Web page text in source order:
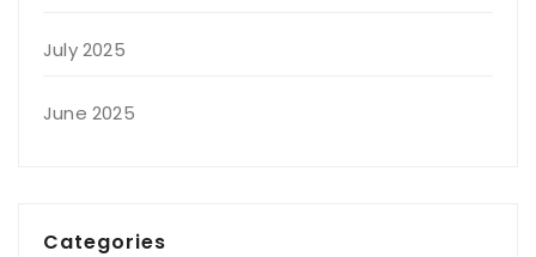
July 2025
June 2025
Categories